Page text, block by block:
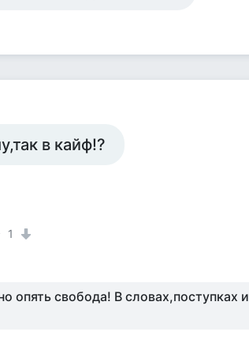
в кайф!?
1
опять свобода! В словах,поступках и